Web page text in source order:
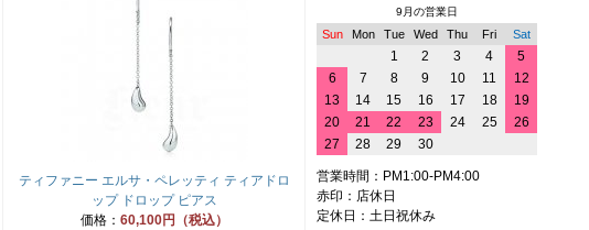
ティファニー エルサ・ペレッティ ティアドロ
ップ ドロップ ピアス
価格： 60,100円（税込）
9月の営業日
Sun Mon Tue Wed Thu Fri Sat
1 2 3 4
5
6
7 8 9 10 11
12
13
14 15 16 17 18
19
20
21 22 23 24 25
26
27
28 29 30
営業時間：PM1:00-PM4:00
赤印：店休日
定休日：土日祝休み